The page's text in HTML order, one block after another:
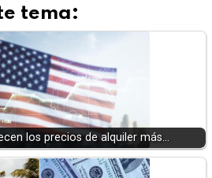
tema:
los precios de alquiler más…